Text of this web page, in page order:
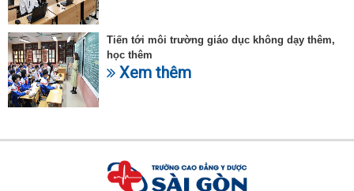
Tiến tới môi trường giáo dục không dạy thêm,
học thêm
Xem thêm